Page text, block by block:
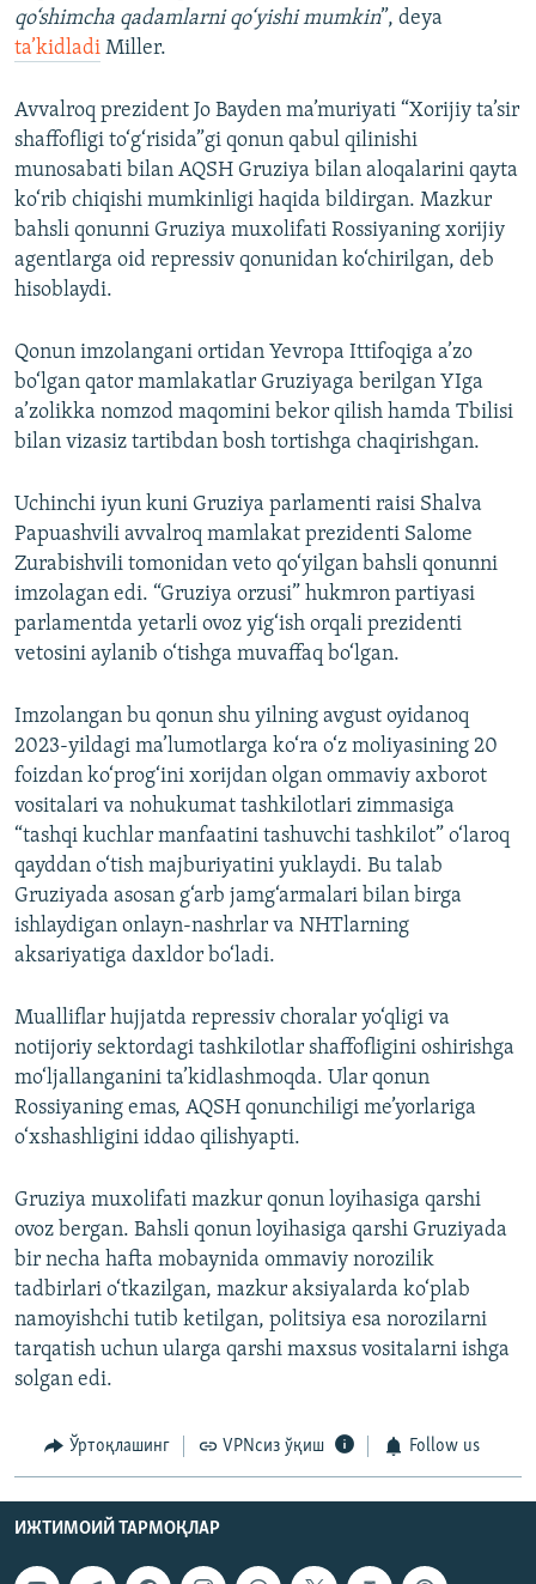
qo‘shimcha qadamlarni qo‘yishi mumkin”, deya
ta’kidladi Miller.
Avvalroq prezident Jo Bayden ma’muriyati “Xorijiy ta’sir
shaffofligi to‘g‘risida”gi qonun qabul qilinishi
munosabati bilan AQSH Gruziya bilan aloqalarini qayta
ko‘rib chiqishi mumkinligi haqida bildirgan. Mazkur
bahsli qonunni Gruziya muxolifati Rossiyaning xorijiy
agentlarga oid repressiv qonunidan ko‘chirilgan, deb
hisoblaydi.
Qonun imzolangani ortidan Yevropa Ittifoqiga a’zo
bo‘lgan qator mamlakatlar Gruziyaga berilgan YIga
a’zolikka nomzod maqomini bekor qilish hamda Tbilisi
bilan vizasiz tartibdan bosh tortishga chaqirishgan.
Uchinchi iyun kuni Gruziya parlamenti raisi Shalva
Papuashvili avvalroq mamlakat prezidenti Salome
Zurabishvili tomonidan veto qo‘yilgan bahsli qonunni
imzolagan edi. “Gruziya orzusi” hukmron partiyasi
parlamentda yetarli ovoz yig‘ish orqali prezidenti
vetosini aylanib o‘tishga muvaffaq bo‘lgan.
Imzolangan bu qonun shu yilning avgust oyidanoq
2023-yildagi ma’lumotlarga ko‘ra o‘z moliyasining 20
foizdan ko‘prog‘ini xorijdan olgan ommaviy axborot
vositalari va nohukumat tashkilotlari zimmasiga
“tashqi kuchlar manfaatini tashuvchi tashkilot” o‘laroq
qayddan o‘tish majburiyatini yuklaydi. Bu talab
Gruziyada asosan g‘arb jamg‘armalari bilan birga
ishlaydigan onlayn-nashrlar va NHTlarning
aksariyatiga daxldor bo‘ladi.
Mualliflar hujjatda repressiv choralar yo‘qligi va
notijoriy sektordagi tashkilotlar shaffofligini oshirishga
mo‘ljallanganini ta’kidlashmoqda. Ular qonun
Rossiyaning emas, AQSH qonunchiligi me’yorlariga
o‘xshashligini iddao qilishyapti.
Gruziya muxolifati mazkur qonun loyihasiga qarshi
ovoz bergan. Bahsli qonun loyihasiga qarshi Gruziyada
bir necha hafta mobaynida ommaviy norozilik
tadbirlari o‘tkazilgan, mazkur aksiyalarda ko‘plab
namoyishchi tutib ketilgan, politsiya esa norozilarni
tarqatish uchun ularga qarshi maxsus vositalarni ishga
solgan edi.
Ўртоқлашинг VPNсиз ўқиш Follow us
ИЖТИМОИЙ ТАРМОҚЛАР